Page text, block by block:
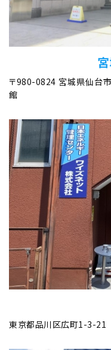
〒980-0824 宮城県仙台
館
東京都品川区広町1-3-21